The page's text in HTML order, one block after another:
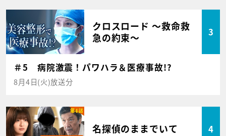
クロスロード ～救命救
急の約束～
3
＃5 病院激震！パワハラ＆医療事故!?
8月4日(火)放送分
名探偵のままでいて 4